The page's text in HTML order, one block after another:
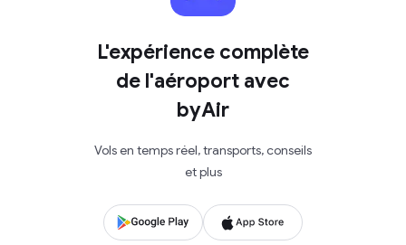
L'expérience complète
de l'aéroport avec
byAir
Vols en temps réel, transports, conseils
et plus